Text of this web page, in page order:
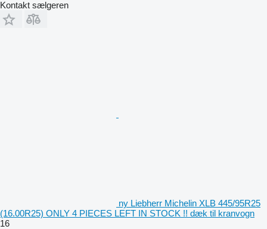
Kontakt sælgeren
ny Liebherr Michelin XLB 445/95R25
(16.00R25) ONLY 4 PIECES LEFT IN STOCK !! dæk til kranvogn
16